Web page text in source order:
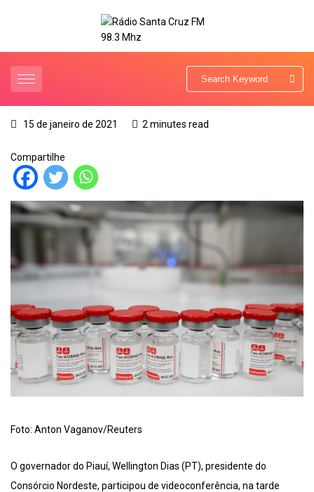
15 de janeiro de 2021 2 minutes read
Compartilhe
Foto: Anton Vaganov/Reuters
O governador do Piauí, Wellington Dias (PT), presidente do
Consórcio Nordeste, participou de videoconferência, na tarde